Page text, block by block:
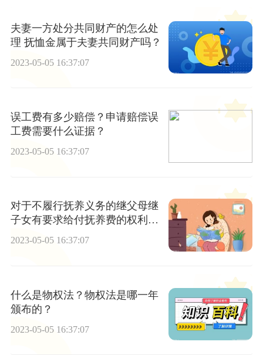
夫妻一方处分共同财产的怎么处
理 抚恤金属于夫妻共同财产吗？
2023-05-05 16:37:07
误工费有多少赔偿？申请赔偿误
工费需要什么证据？
2023-05-05 16:37:07
对于不履行抚养义务的继父母继
子女有要求给付抚养费的权利
吗？继父母子女关系的解除权如
2023-05-05 16:37:07
什么是物权法？物权法是哪一年
颁布的？
2023-05-05 16:37:07